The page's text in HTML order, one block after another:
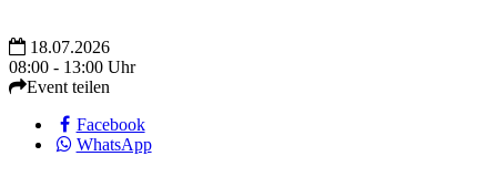
18.07.2026
08:00 - 13:00 Uhr
Event teilen
Facebook
WhatsApp